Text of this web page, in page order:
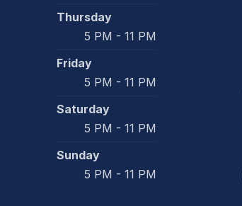
Thursday
5 PM - 11 PM
Friday
5 PM - 11 PM
Saturday
5 PM - 11 PM
Sunday
5 PM - 11 PM